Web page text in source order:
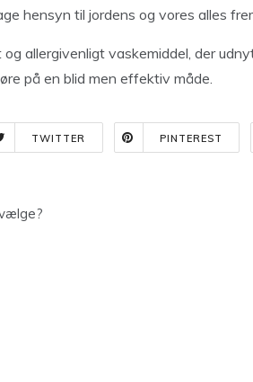
hensyn til jordens og vores alles
allergivenligt vaskemiddel, der
på en blid men effektiv måde.
TWITTER PINTEREST